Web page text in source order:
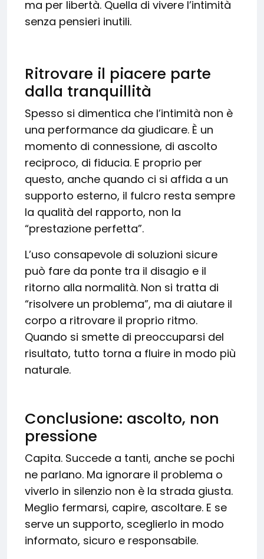
ma per libertà. Quella di vivere l’intimità
senza pensieri inutili.
Ritrovare il piacere parte
dalla tranquillità
Spesso si dimentica che l’intimità non è
una performance da giudicare. È un
momento di connessione, di ascolto
reciproco, di fiducia. E proprio per
questo, anche quando ci si affida a un
supporto esterno, il fulcro resta sempre
la qualità del rapporto, non la
“prestazione perfetta”.
L’uso consapevole di soluzioni sicure
può fare da ponte tra il disagio e il
ritorno alla normalità. Non si tratta di
“risolvere un problema”, ma di aiutare il
corpo a ritrovare il proprio ritmo.
Quando si smette di preoccuparsi del
risultato, tutto torna a fluire in modo più
naturale.
Conclusione: ascolto, non
pressione
Capita. Succede a tanti, anche se pochi
ne parlano. Ma ignorare il problema o
viverlo in silenzio non è la strada giusta.
Meglio fermarsi, capire, ascoltare. E se
serve un supporto, sceglierlo in modo
informato, sicuro e responsabile.